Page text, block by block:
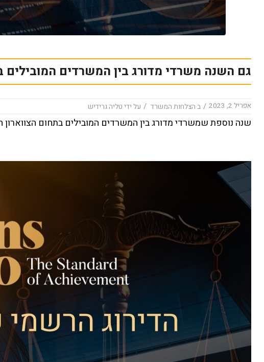
גם השנה משרדי מדורג בין המשרדים המובילים
אפריל 2, 2023 / ב הצלחות המשרד / על ידי טליה גרידיש
שנה נוספת שמשרדי מדורג בין המשרדים המובילים בתחום הצווארון